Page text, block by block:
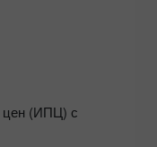
цен (ИПЦ) с